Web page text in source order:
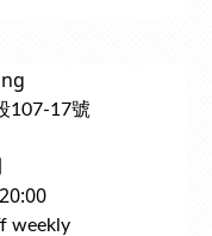
107-17號
weekly